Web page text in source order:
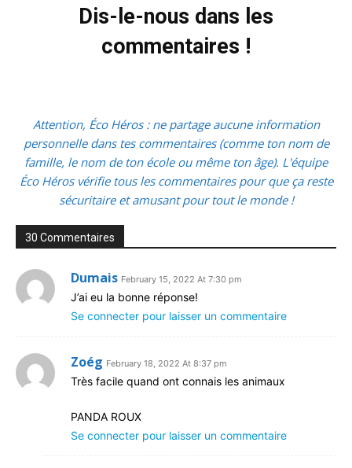
Dis-le-nous dans les
commentaires !
Attention, Éco Héros : ne partage aucune information
personnelle dans tes commentaires (comme ton nom de
famille, le nom de ton école ou même ton âge). L'équipe
Éco Héros vérifie tous les commentaires pour que ça reste
sécuritaire et amusant pour tout le monde !
30 Commentaires
Dumais February 15, 2022 At 7:30 pm
J’ai eu la bonne réponse!
Se connecter pour laisser un commentaire
Zoég February 18, 2022 At 8:37 pm
Très facile quand ont connais les animaux
PANDA ROUX
Se connecter pour laisser un commentaire